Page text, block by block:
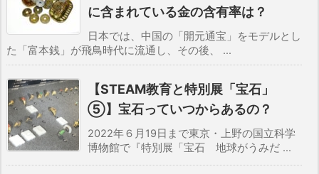
に含まれている金の含有率は？
日本では、中国の「開元通宝」をモデルとし
た「富本銭」が飛鳥時代に流通し、その後、 ...
【STEAM教育と特別展「宝石」
⑤】宝石っていつからあるの？
2022年６月19日まで東京・上野の国立科学
博物館で『特別展「宝石 地球がうみだ ...